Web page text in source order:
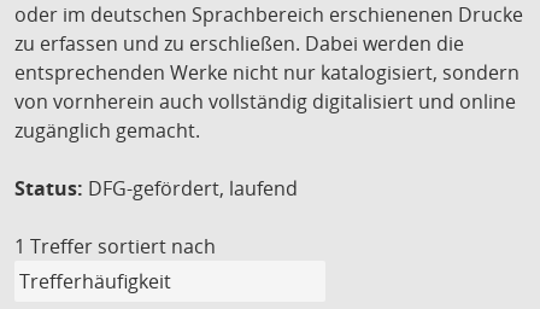
oder im deutschen Sprachbereich erschienenen Drucke
zu erfassen und zu erschließen. Dabei werden die
entsprechenden Werke nicht nur katalogisiert, sondern
von vornherein auch vollständig digitalisiert und online
zugänglich gemacht.
Status: DFG-gefördert, laufend
1 Treffer sortiert nach